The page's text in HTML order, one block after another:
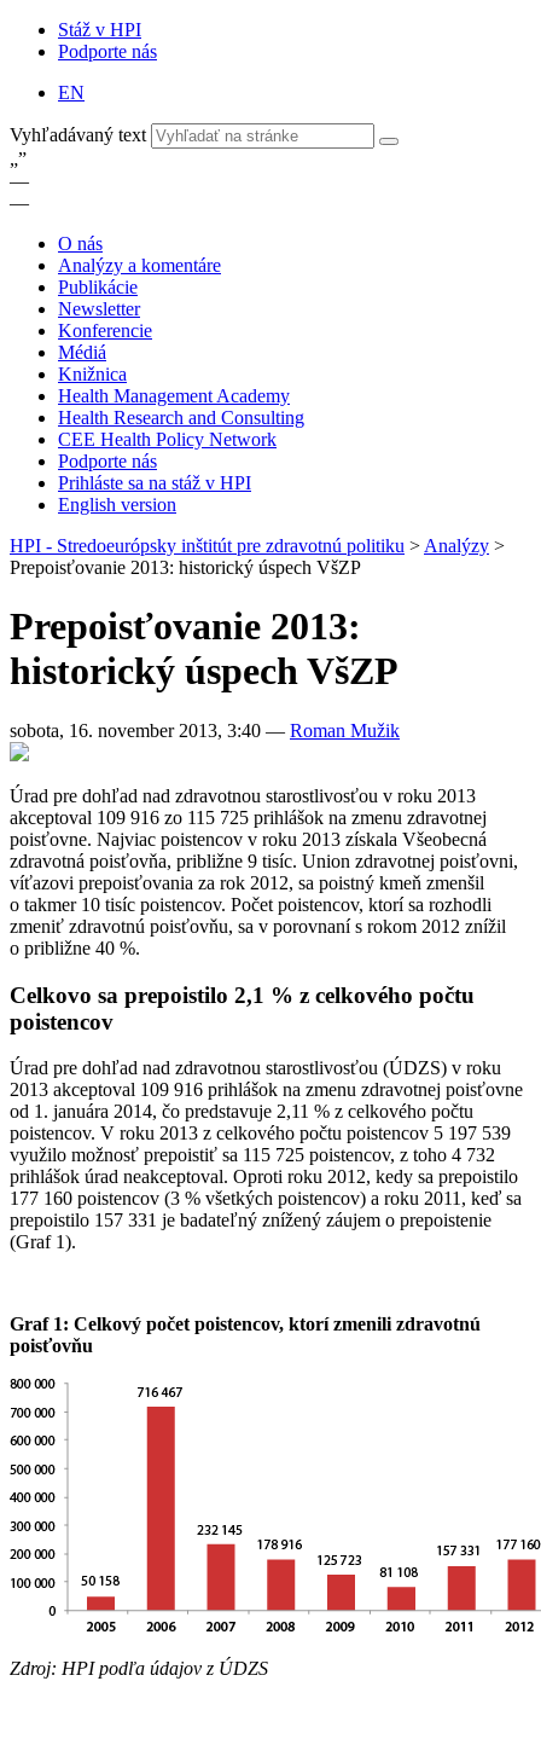
Stáž v HPI
Podporte nás
EN
Vyhľadávaný text
„”
—
—
O nás
Analýzy a komentáre
Publikácie
Newsletter
Konferencie
Médiá
Knižnica
Health Management Academy
Health Research and Consulting
CEE Health Policy Network
Podporte nás
Prihláste sa na stáž v HPI
English version
HPI - Stredoeurópsky inštitút pre zdravotnú politiku > Analýzy >
Prepoisťovanie 2013: historický úspech VšZP
Prepoisťovanie 2013:
historický úspech VšZP
sobota, 16. november 2013, 3:40 — Roman Mužik
Úrad pre dohľad nad zdravotnou starostlivosťou v roku 2013
akceptoval 109 916 zo 115 725 prihlášok na zmenu zdravotnej
poisťovne. Najviac poistencov v roku 2013 získala Všeobecná
zdravotná poisťovňa, približne 9 tisíc. Union zdravotnej poisťovni,
víťazovi prepoisťovania za rok 2012, sa poistný kmeň zmenšil
o takmer 10 tisíc poistencov. Počet poistencov, ktorí sa rozhodli
zmeniť zdravotnú poisťovňu, sa v porovnaní s rokom 2012 znížil
o približne 40 %.
Celkovo sa prepoistilo 2,1 % z celkového počtu
poistencov
Úrad pre dohľad nad zdravotnou starostlivosťou (ÚDZS) v roku
2013 akceptoval 109 916 prihlášok na zmenu zdravotnej poisťovne
od 1. januára 2014, čo predstavuje 2,11 % z celkového počtu
poistencov. V roku 2013 z celkového počtu poistencov 5 197 539
využilo možnosť prepoistiť sa 115 725 poistencov, z toho 4 732
prihlášok úrad neakceptoval. Oproti roku 2012, kedy sa prepoistilo
177 160 poistencov (3 % všetkých poistencov) a roku 2011, keď sa
prepoistilo 157 331 je badateľný znížený záujem o prepoistenie
(Graf 1).
Graf 1: Celkový počet poistencov, ktorí zmenili zdravotnú
poisťovňu
Zdroj: HPI podľa údajov z ÚDZS